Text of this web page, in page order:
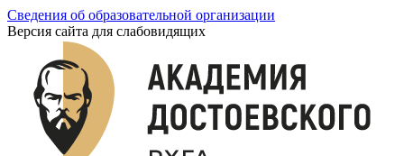
Сведения об образовательной организации
Версия сайта для слабовидящих